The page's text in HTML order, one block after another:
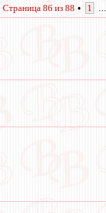
Страница 86 из 88 • 1